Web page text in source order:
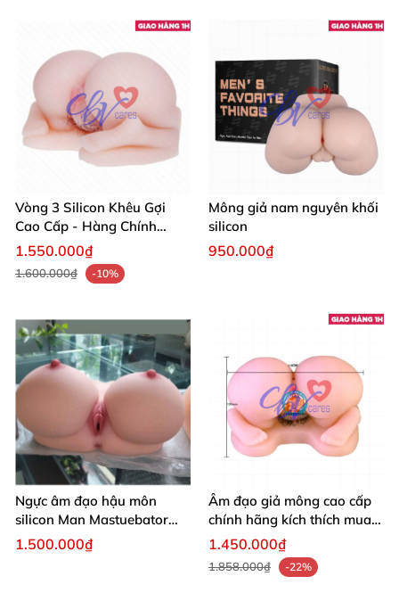
Vòng 3 Silicon Khêu Gợi
Cao Cấp - Hàng Chính
Hãng Giá Tốt
1.550.000₫
1.600.000₫ -10%
Mông giả nam nguyên khối
silicon
950.000₫
Ngực âm đạo hậu môn
silicon Man Mastuebator
3kg mềm mịn
1.500.000₫
Âm đạo giả mông cao cấp
chính hãng kích thích mua
ngay
1.450.000₫
1.858.000₫ -22%